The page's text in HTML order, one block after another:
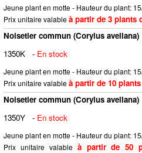
Jeune plant en motte - Hauteur du plant:
Prix unitaire valableà partir de 3 plants
Noisetier commun (Corylus avellana)
1350K
- En stock
Jeune plant en motte - Hauteur du plant:
Prix unitaire valableà partir de 10
Noisetier commun (Corylus avellana)
1350Y
- En stock
Jeune plant en motte - Hauteur du plant:
Prix unitaire valable à partir de 50